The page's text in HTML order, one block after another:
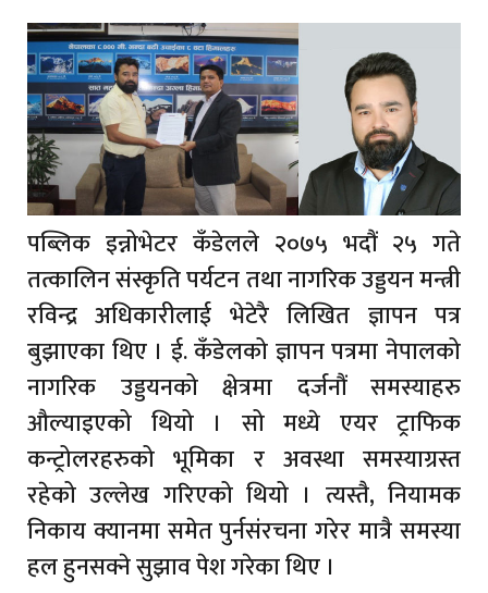
पब्लिक इन्नोभेटर कँडेलले २०७५ भदौं २५ गते
तत्कालिन संस्कृति पर्यटन तथा नागरिक उड्डयन मन्त्री
रविन्द्र अधिकारीलाई भेटेरै लिखित ज्ञापन पत्र
बुझाएका थिए । ई. कँडेलको ज्ञापन पत्रमा नेपालको
नागरिक उड्डयनको क्षेत्रमा दर्जनौं समस्याहरु
औल्याइएको थियो । सो मध्ये एयर ट्राफिक
कन्ट्रोलरहरुको भूमिका र अवस्था समस्याग्रस्त
रहेको उल्लेख गरिएको थियो । त्यस्तै, नियामक
निकाय क्यानमा समेत पुर्नसंरचना गरेर मात्रै समस्या
हल हुनसक्ने सुझाव पेश गरेका थिए ।